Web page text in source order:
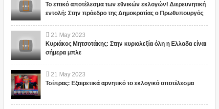
Το επικό αποτέλεσμα των εθνικών εκλογών! Διερευνητική
εντολή: Στην πρόεδρο της Δημοκρατίας ο Πρωθυπουργός
21 May 2023
Κυριάκος Μητσοτάκης: Στην κυριολεξία όλη η Ελλαδα είναι
σήμερα μπλε
21 May 2023
Τσίπρας: Εξαιρετικά αρνητικό το εκλογικό αποτέλεσμα